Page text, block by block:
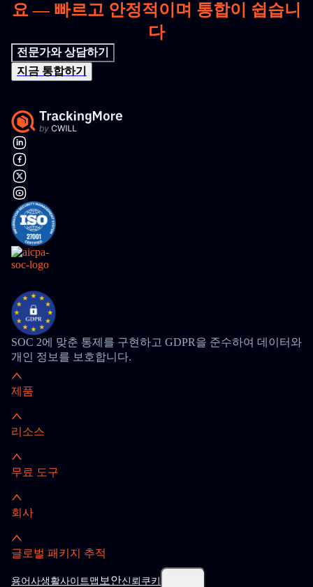
요 — 빠르고 안정적이며 통합이 쉽습니
다
전문가와 상담하기
지금 통합하기
SOC 2에 맞춘 통제를 구현하고 GDPR을 준수하여 데이터와
개인 정보를 보호합니다.
제품
리소스
무료 도구
회사
글로벌 패키지 추적
용어 사생활사이트맵 보안신뢰 쿠키